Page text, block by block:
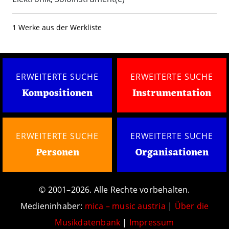
1 Werke aus der Werkliste
ERWEITERTE SUCHE
Kompositionen
ERWEITERTE SUCHE
Instrumentation
ERWEITERTE SUCHE
Personen
ERWEITERTE SUCHE
Organisationen
© 2001–2026. Alle Rechte vorbehalten.
Medieninhaber: mica – music austria | Über die
Musikdatenbank | Impressum